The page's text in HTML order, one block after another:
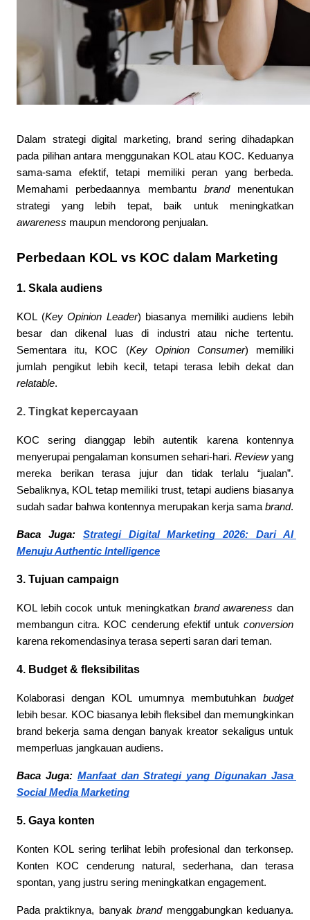
Dalam strategi digital marketing, brand sering dihadapkan
pada pilihan antara menggunakan KOL atau KOC. Keduanya
sama-sama efektif, tetapi memiliki peran yang berbeda.
Memahami perbedaannya membantu brand menentukan
awareness maupun mendorong penjualan.
Perbedaan KOL vs KOC dalam Marketing
1. Skala audiens
KOL (Key Opinion Leader) biasanya memiliki audiens lebih
besar dan dikenal luas di industri atau niche tertentu.
Sementara itu, KOC (Key Opinion Consumer) memiliki
relatable.
2. Tingkat kepercayaan
KOC sering dianggap lebih autentik karena kontennya
menyerupai pengalaman konsumen sehari-hari. Review yang
mereka berikan terasa jujur dan tidak terlalu “jualan”.
Sebaliknya, KOL tetap memiliki trust, tetapi audiens biasanya
sudah sadar bahwa kontennya merupakan kerja sama brand.
Baca Juga: Strategi Digital Marketing 2026: Dari AI
Menuju Authentic Intelligence
3. Tujuan campaign
KOL lebih cocok untuk meningkatkan brand awareness dan
membangun citra. KOC cenderung efektif untuk conversion
karena rekomendasinya terasa seperti saran dari teman.
4. Budget & fleksibilitas
Kolaborasi dengan KOL umumnya membutuhkan budget
lebih besar. KOC biasanya lebih fleksibel dan memungkinkan
brand bekerja sama dengan banyak kreator sekaligus untuk
memperluas jangkauan audiens.
Baca Juga: Manfaat dan Strategi yang Digunakan Jasa
Social Media Marketing
5. Gaya konten
Konten KOL sering terlihat lebih profesional dan terkonsep.
Konten KOC cenderung natural, sederhana, dan terasa
spontan, yang justru sering meningkatkan engagement.
Pada praktiknya, banyak brand menggabungkan keduanya.